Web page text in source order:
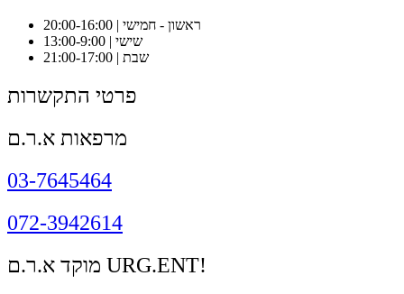
ראשון - חמישי | 20:00-16:00
שישי | 13:00-9:00
שבת | 21:00-17:00
פרטי התקשרות
מרפאות א.ר.ם
03-7645464
072-3942614
מוקד א.ר.ם URG.ENT!